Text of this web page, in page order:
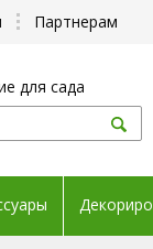
Партнерам
для сада